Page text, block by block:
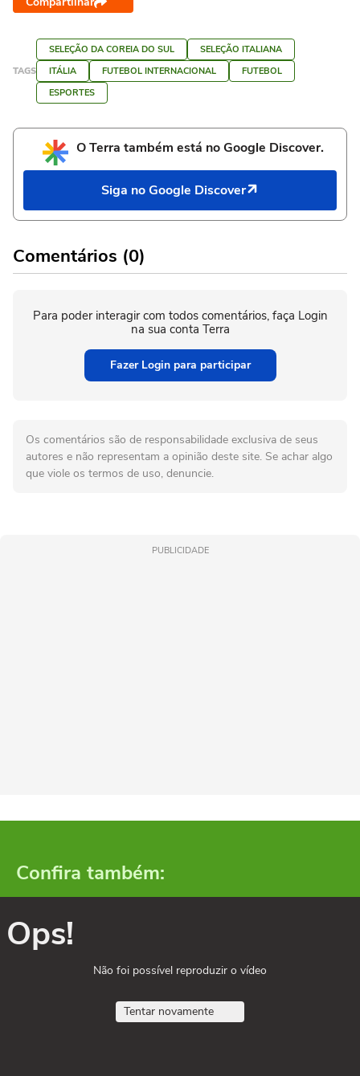
TAGS
SELEÇÃO DA COREIA DO SUL
SELEÇÃO ITALIANA
ITÁLIA
FUTEBOL INTERNACIONAL
FUTEBOL
ESPORTES
O Terra também está no Google Discover.
Siga no Google Discover
Comentários (0)
Para poder interagir com todos comentários, faça Login
na sua conta Terra
Fazer Login para participar
Os comentários são de responsabilidade exclusiva de seus
autores e não representam a opinião deste site. Se achar algo
que viole os termos de uso, denuncie.
PUBLICIDADE
Confira também:
Ops!
Não foi possível reproduzir o vídeo
Tentar novamente